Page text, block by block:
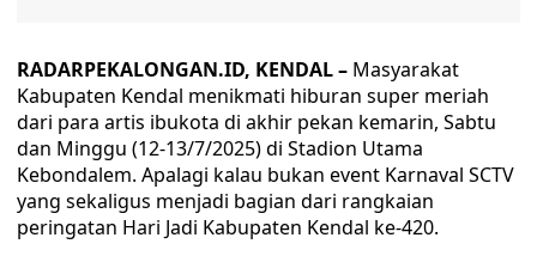
RADARPEKALONGAN.ID, KENDAL – Masyarakat
Kabupaten Kendal menikmati hiburan super meriah
dari para artis ibukota di akhir pekan kemarin, Sabtu
dan Minggu (12-13/7/2025) di Stadion Utama
Kebondalem. Apalagi kalau bukan event Karnaval SCTV
yang sekaligus menjadi bagian dari rangkaian
peringatan Hari Jadi Kabupaten Kendal ke-420.